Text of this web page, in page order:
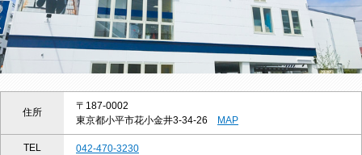
住所
〒187-0002
東京都小平市花小金井3-34-26
MAP
TEL 042-470-3230